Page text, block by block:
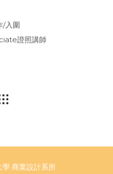
/入圍
證照講師
學 商業設計系所